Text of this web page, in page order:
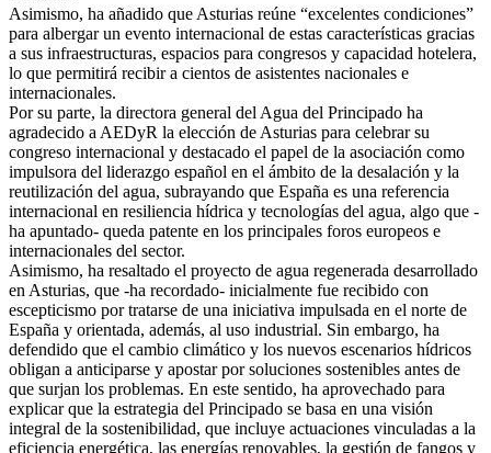
Asimismo, ha añadido que Asturias reúne “excelentes condiciones”
para albergar un evento internacional de estas características gracias
a sus infraestructuras, espacios para congresos y capacidad hotelera,
lo que permitirá recibir a cientos de asistentes nacionales e
internacionales.
Por su parte, la directora general del Agua del Principado ha
agradecido a AEDyR la elección de Asturias para celebrar su
congreso internacional y destacado el papel de la asociación como
impulsora del liderazgo español en el ámbito de la desalación y la
reutilización del agua, subrayando que España es una referencia
internacional en resiliencia hídrica y tecnologías del agua, algo que -
ha apuntado- queda patente en los principales foros europeos e
internacionales del sector.
Asimismo, ha resaltado el proyecto de agua regenerada desarrollado
en Asturias, que -ha recordado- inicialmente fue recibido con
escepticismo por tratarse de una iniciativa impulsada en el norte de
España y orientada, además, al uso industrial. Sin embargo, ha
defendido que el cambio climático y los nuevos escenarios hídricos
obligan a anticiparse y apostar por soluciones sostenibles antes de
que surjan los problemas. En este sentido, ha aprovechado para
explicar que la estrategia del Principado se basa en una visión
integral de la sostenibilidad, que incluye actuaciones vinculadas a la
eficiencia energética, las energías renovables, la gestión de fangos y